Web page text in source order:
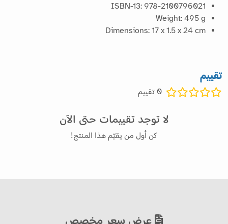
ISBN-13: 978-2100796021
Weight: 495 g
Dimensions: 17 x 1.5 x 24 cm
تقييم
0 تقييم
لا توجد تقييمات حتى الآن
كن أول من يقيّم هذا المنتج!
عرض سعر مخصص